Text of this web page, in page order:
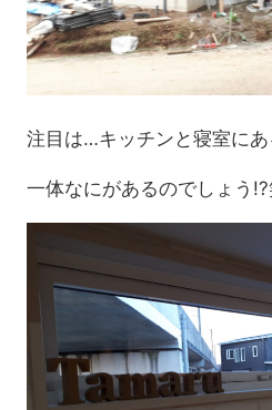
注目は…キッチンと寝室にあ
一体なにがあるのでしょう